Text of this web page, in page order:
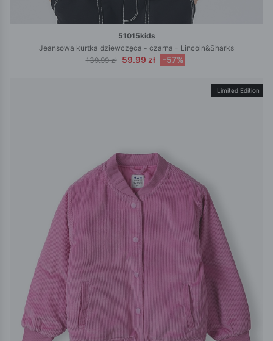
51015kids
Jeansowa kurtka dziewczęca - czarna - Lincoln&Sharks
139.99 zł
59.99 zł -57%
Limited Edition